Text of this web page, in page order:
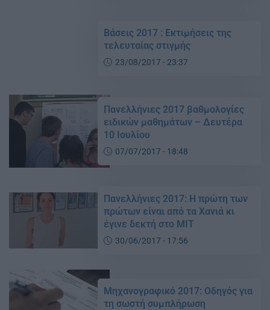
Βάσεις 2017 : Εκτιμήσεις της
τελευταίας στιγμής
23/08/2017 - 23:37
Πανελλήνιες 2017 βαθμολογίες
ειδικών μαθημάτων – Δευτέρα
10 Ιουλίου
07/07/2017 - 18:48
Πανελλήνιες 2017: Η πρώτη των
πρώτων είναι από τα Χανιά κι
έγινε δεκτή στο ΜΙΤ
30/06/2017 - 17:56
Μηχανογραφικό 2017: Oδηγός για
τη σωστή συμπλήρωση